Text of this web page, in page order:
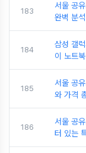
183
서울 공
완벽 분석
184
삼성 갤
이 노트
185
서울 공
와 가격
186
서울 공
터 있는